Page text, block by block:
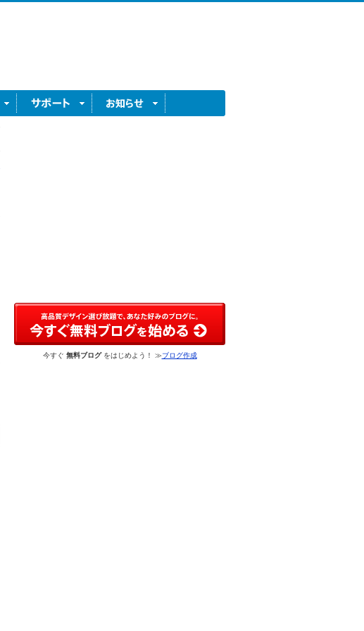
今すぐ 無料ブログをはじめよう！ ≫ブログ作成